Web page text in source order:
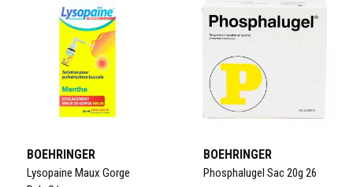
BOEHRINGER
Lysopaine Maux Gorge
BOEHRINGER
Phosphalugel Sac 20g 26